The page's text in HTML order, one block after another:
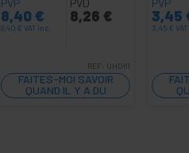
PVP
8,40 €
8,40 € VAT inc.
PVD
8,26 €
REF: UH061
FAITES-MOI SAVOIR
QUAND IL Y A DU
STOCK
PVP
3,45
3,45 €